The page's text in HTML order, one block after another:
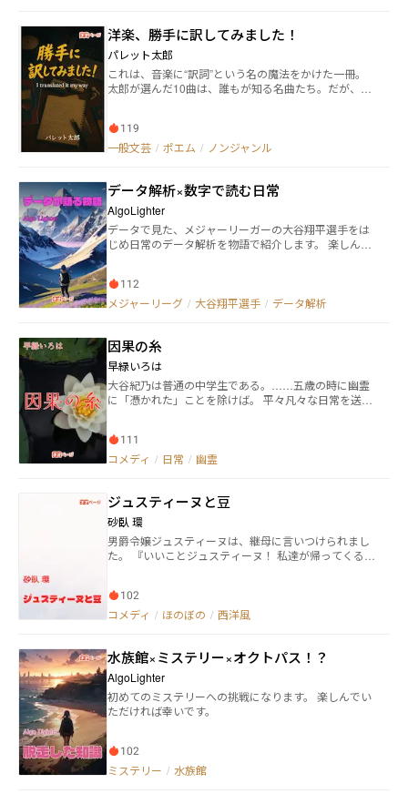
洋楽、勝手に訳してみました！
パレット太郎
これは、音楽に“訳詞”という名の魔法をかけた一冊。
太郎が選んだ10曲は、誰もが知る名曲たち。だが、そ
みを語り、堕天使は地上に落ちて晩飯を求め、REMの
宗教喪失は個人の祈りに変わる。 「訳した」のではな
なたの知っていた曲が壊れて、もう一度生まれる。
119
一般文芸 / ポエム / ノンジャンル
データ解析×数字で読む日常
AlgoLighter
データで見た、メジャーリーガーの大谷翔平選手をは
じめ日常のデータ解析を物語で紹介します。 楽しんで
定してます。
112
メジャーリーグ / 大谷翔平選手 / データ解析
因果の糸
早緑いろは
大谷紀乃は普通の中学生である。……五歳の時に幽霊
に「憑かれた」ことを除けば。 平々凡々な日常を送っ
ていく。 友人の言葉から「乙宮姫子」なる人物が、事
件のカギを握っているようだが……。 ……こんな怖い
定です。
111
コメディ / 日常 / 幽霊
ジュスティーヌと豆
砂臥 環
男爵令嬢ジュスティーヌは、継母に言いつけられまし
た。 『いいことジュスティーヌ！ 私達が帰ってくるま
102
コメディ / ほのぼの / 西洋風
水族館×ミステリー×オクトパス！？
AlgoLighter
初めてのミステリーへの挑戦になります。 楽しんでい
ただければ幸いです。
102
ミステリー / 水族館